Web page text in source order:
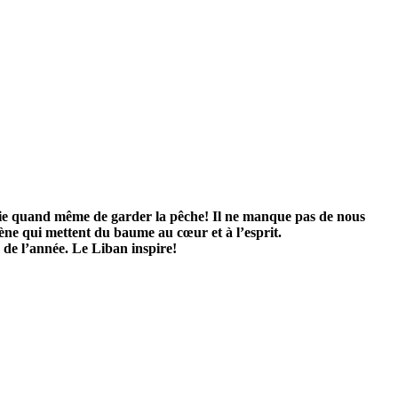
quand même de garder la pêche! Il ne manque pas de nous
qui mettent du baume au cœur et à l’esprit.
l’année. Le Liban inspire!